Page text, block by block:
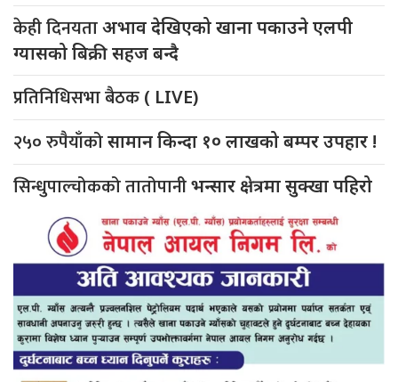
केही दिनयताअभाव देखिएको खाना पकाउने एलपी
ग्यासको बिक्री सहज बन्दै
प्रतिनिधिसभा बैठक ( LIVE)
२५० रुपैयाँकोसामान किन्दा १० लाखको बम्पर उपहार !
सिन्धुपाल्चोकको तातोपानीभन्सार क्षेत्रमा सुक्खा पहिरो